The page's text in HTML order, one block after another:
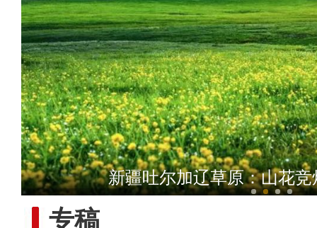
【与你为邻】哈萨克斯坦雪
新疆吐尔加辽草原：山花
专稿